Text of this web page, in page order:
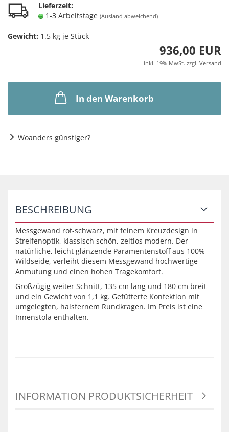
Lieferzeit:
1-3 Arbeitstage (Ausland abweichend)
Gewicht: 1.5 kg je Stück
936,00 EUR
inkl. 19% MwSt. zzgl. Versand
In den Warenkorb
Woanders günstiger?
BESCHREIBUNG
Messgewand rot-schwarz, mit feinem Kreuzdesign in
Streifenoptik, klassisch schön, zeitlos modern. Der
natürliche, leicht glänzende Paramentenstoff aus 100%
Wildseide, verleiht diesem Messgewand hochwertige
Anmutung und einen hohen Tragekomfort.
Großzügig weiter Schnitt, 135 cm lang und 180 cm breit
und ein Gewicht von 1,1 kg. Gefütterte Konfektion mit
umgelegten, halsfernem Rundkragen. Im Preis ist eine
Innenstola enthalten.
INFORMATION PRODUKTSICHERHEIT